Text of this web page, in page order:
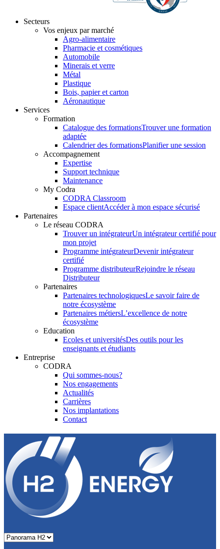
Secteurs
Vos enjeux par marché
Agro-alimentaire
Pharmacie et cosmétiques
Automobile
Minerais et verre
Métal
Plastique
Bois, papier et carton
Aéronautique
Services
Formation
Catalogue des formationsTrouver une formation
adaptée
Calendrier des formationsPlanifier une session
Accompagnement
Expertise
Support technique
Maintenance
My Codra
CODRA Classroom
Espace clientAccéder à mon espace sécurisé
Partenaires
Le réseau CODRA
Trouver un intégrateurUn intégrateur certifié pour
mon projet
Programme intégrateurDevenir intégrateur
certifié
Programme distributeurRejoindre le réseau
Distributeur
Partenaires
Partenaires technologiquesLe savoir faire de
notre écosystème
Partenaires métiersL’excellence de notre
écosystème
Education
Ecoles et universitésDes outils pour les
enseignants et étudiants
Entreprise
CODRA
Qui sommes-nous?
Nos engagements
Actualités
Carrières
Nos implantations
Contact